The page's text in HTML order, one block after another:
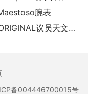
腕表
精准价值由内而外-GLASHÜTTE ORIGINAL议员天文台腕表
备004446700015号